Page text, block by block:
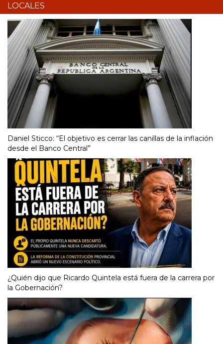
LOCALES
Daniel Sticco: “El objetivo es cerrar las canillas de la inflación
desde el Banco Central”
¿Quién dijo que Ricardo Quintela está fuera de la carrera por
la Gobernación?